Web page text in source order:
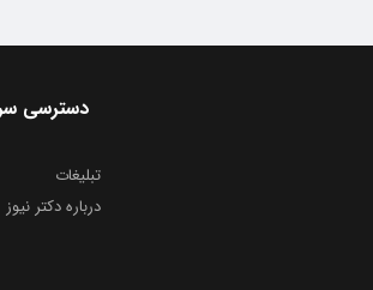
دسترسی
تبلیغات
درباره دکتر نیوز